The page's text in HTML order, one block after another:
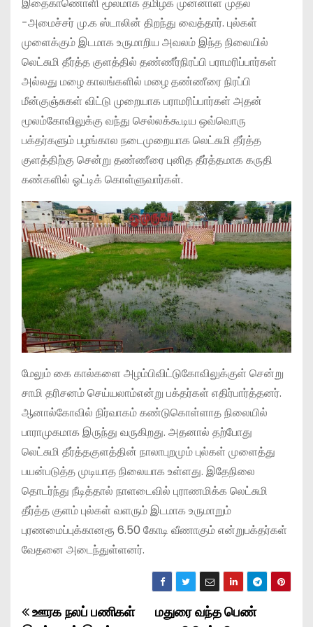
இதைகாணொளி மூலமாக தமிழக முன்னாள் முதல்
-அமைச்சர் மு.க ஸ்டாலின் திறந்து வைத்தார். புல்கள்
முளைக்கும் இடமாக உருமாறிய அவலம் இந்த நிலையில்
லெட்சுமி தீர்த்த குளத்தில் தண்ணீர்நிரப்பி பராமரிப்பார்கள்
அல்லது மழை காலங்களில் மழை தண்ணீரை நிரப்பி
மீன்குஞ்சுகள் விட்டு முறையாக பராமரிப்பார்கள் அதன்
மூலம்கோவிலுக்கு வந்து செல்லக்கூடிய ஒவ்வொரு
பக்தர்களும் பழங்கால நடைமுறையாக லெட்சுமி தீர்த்த
குளத்திற்கு சென்று தண்ணீரை புனித தீர்த்தமாக கருதி
கண்களில் ஓட்டிக் கொள்ளுவார்கள்.
மேலும் கை கால்களை அழம்பிவிட்டுகோவிலுக்குள் சென்று
சாமி தரிசனம் செய்யலாம்என்று பக்தர்கள் எதிர்பார்த்தனர்.
ஆனால்கோவில் நிர்வாகம் கண்டுகொள்ளாத நிலையில்
பாராமுகமாக இருந்து வருகிறது. அதனால் தற்போது
லெட்சுமி தீர்த்தகுளத்தின் நாலாபுறமும் புல்கள் முளைத்து
பயன்படுத்த முடியாத நிலையாக உள்ளது. இதேநிலை
தொடர்ந்து நீடித்தால் நாளடைவில் புராணமிக்க லெட்சுமி
தீர்த்த குளம் புல்கள் வளரும் இடமாக உருமாறும்
புரணமைப்புக்கானரூ 6.50 கோடி வீணாகும் என்றுபக்தர்கள்
வேதனை அடைந்துள்ளனர்.
P
மதுரை வந்த பெண்
ஊரக நலப் பணிகள்